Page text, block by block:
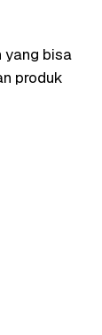
yang bisa
produk